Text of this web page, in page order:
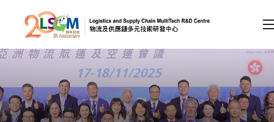
跳到内容（按回车键）
会员登录
A A EN 繁 简